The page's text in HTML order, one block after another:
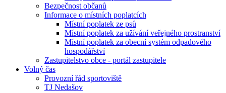
Bezpečnost občanů
Informace o místních poplatcích
Místní poplatek ze psů
Místní poplatek za užívání veřejného prostranství
Místní poplatek za obecní systém odpadového
hospodářství
Zastupitelstvo obce - portál zastupitele
Volný čas
Provozní řád sportoviště
TJ Nedašov